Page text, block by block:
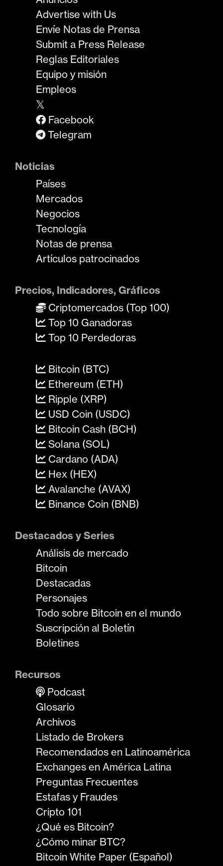
Advertise with Us
Envíe Notas de Prensa
Submit a Press Release
Reglas Editoriales
Equipo y misión
Empleos
𝕏
Facebook
Telegram
Noticias
Países
Mercados
Negocios
Tecnología
Notas de prensa
Artículos patrocinados
Precios, Indicadores, Gráficos
Criptomercados (Top 100)
Top 10 Ganadoras
Top 10 Perdedoras
Bitcoin (BTC)
Ethereum (ETH)
Ripple (XRP)
USD Coin (USDC)
Bitcoin Cash (BCH)
Solana (SOL)
Cardano (ADA)
Hex (HEX)
Avalanche (AVAX)
Binance Coin (BNB)
Destacados y Series
Análisis de mercado
Bitcoin
Destacadas
Personajes
Todo sobre Bitcoin en el mundo
Suscripción al Boletín
Boletines
Recursos
Podcast
Glosario
Archivos
Listado de Brokers
Recomendados en Latinoamérica
Exchanges en América Latina
Preguntas Frecuentes
Estafas y Fraudes
Cripto 101
¿Qué es Bitcoin?
¿Cómo minar BTC?
Bitcoin White Paper (Español)